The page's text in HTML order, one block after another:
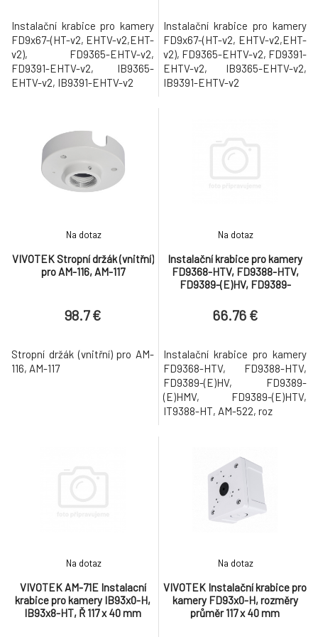
Instalační krabice pro kamery
FD9x67-(HT-v2, EHTV-v2,EHT-
v2), FD9365-EHTV-v2,
FD9391-EHTV-v2, IB9365-
EHTV-v2, IB9391-EHTV-v2
Instalační krabice pro kamery
FD9x67-(HT-v2, EHTV-v2,EHT-
v2), FD9365-EHTV-v2, FD9391-
EHTV-v2, IB9365-EHTV-v2,
IB9391-EHTV-v2
VIVOTEK Stropní držák (vnitřní)
pro AM-116, AM-117
Na dotaz
98.7 €
Stropní držák (vnitřní) pro AM-
116, AM-117
Instalační krabice pro kamery
FD9368-HTV, FD9388-HTV,
FD9389-(E)HV, FD9389-
IT9388-HT, AM-522, rozměry ?
138
Na dotaz
66.76 €
Instalační krabice pro kamery
FD9368-HTV, FD9388-HTV,
FD9389-(E)HV, FD9389-
(E)HMV, FD9389-(E)HTV,
IT9388-HT, AM-522, roz
VIVOTEK AM-71E Instalacní
krabice pro kamery IB93x0-H,
IB93x8-HT, Ř 117 x 40 mm
Na dotaz
VIVOTEK Instalační krabice pro
kamery FD93x0-H, rozměry
průměr 117 x 40 mm
Na dotaz